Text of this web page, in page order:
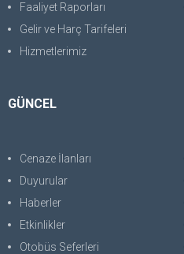
Faaliyet Raporları
Gelir ve Harç Tarifeleri
Hizmetlerimiz
GÜNCEL
Cenaze İlanları
Duyurular
Haberler
Etkinlikler
Otobüs Seferleri